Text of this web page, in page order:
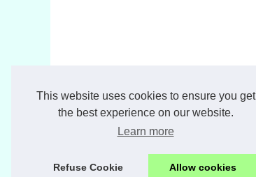
This website uses cookies to ensure you get
the best experience on our website.
Learn more
Refuse Cookie Allow cookies